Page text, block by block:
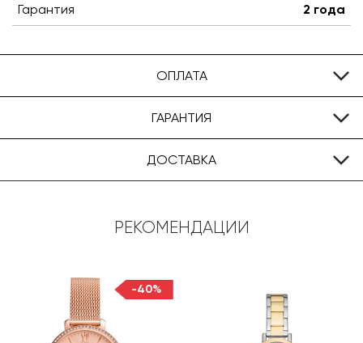
Гарантия 2 года
ОПЛАТА
ГАРАНТИЯ
ДОСТАВКА
РЕКОМЕНДАЦИИ
-40%